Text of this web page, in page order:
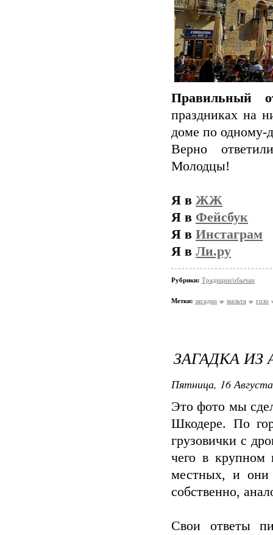
Правильный
праздниках на
доме по одному-
Верно
Молодцы!
Я в ЖЖ
Я в Фейсбук
Я в Инстаграм
Я в Ли.ру
Рубрики: Традиции/обычаи
Метки: загадки мальта гозо
ЗАГАДКА ИЗ
Пятница, 16
Это фото мы
Шкодере. По
грузовички с
чего в крупном
местных, и они
собственно,
Свои ответы